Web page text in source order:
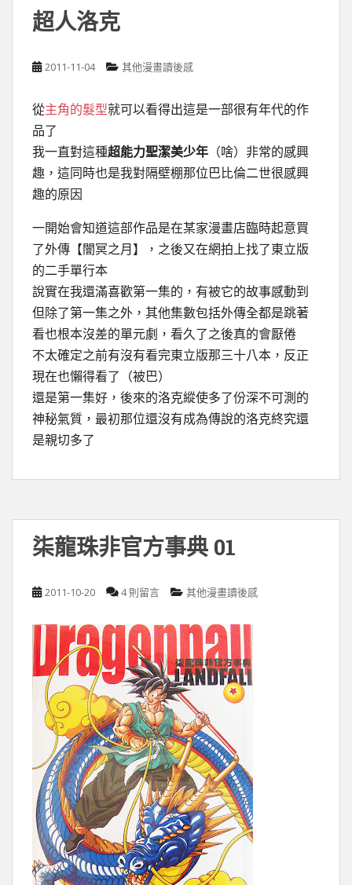
超人洛克
2011-11-04 其他漫畫讀後感
從主角的髮型就可以看得出這是一部很有年代的作
品了
我一直對這種超能力聖潔美少年 （啥）非常的感興
趣，這同時也是我對隔壁棚那位巴比倫二世很感興
趣的原因
一開始會知道這部作品是在某家漫畫店臨時起意買
了外傳【闇冥之月】，之後又在網拍上找了東立版
的二手單行本
說實在我還滿喜歡第一集的，有被它的故事感動到
但除了第一集之外，其他集數包括外傳全都是跳著
看也根本沒差的單元劇，看久了之後真的會厭倦
不太確定之前有沒有看完東立版那三十八本，反正
現在也懶得看了（被巴）
還是第一集好，後來的洛克縱使多了份深不可測的
神秘氣質，最初那位還沒有成為傳說的洛克終究還
是親切多了
柒龍珠非官方事典 01
2011-10-20 4 則留言 其他漫畫讀後感